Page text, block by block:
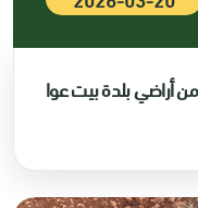
شجرة زيتون من أراضي بلدة بيت عوا